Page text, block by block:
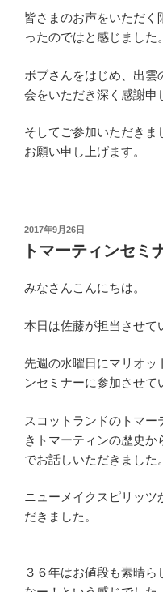
皆さまのお声をいただく
ったのではと感じました。
ボブさんをはじめ、出
会をいただき深く感謝申
そしてご参加いただきま
お願い申し上げます。
投
稿
日:
2017年9月26日
トマーティンセミ
みなさんこんにちは。
本日は佐藤が担当させて
先週の水曜日にマリオッ
ンセミナーに参加させて
スコットランドのトマ
きトマーティンの歴史か
でお話しいただきました。
ニューメイクスピリッツ
だきました。
３６年はお値段も素晴